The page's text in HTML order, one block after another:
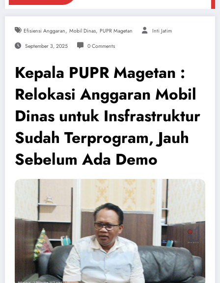
Efisiensi Anggaran, Mobil Dinas, PUPR Magetan Inti Jatim
September 3, 2025 0 Comments
Kepala PUPR Magetan :
Relokasi Anggaran Mobil
Dinas untuk Insfrastruktur
Sudah Terprogram, Jauh
Sebelum Ada Demo